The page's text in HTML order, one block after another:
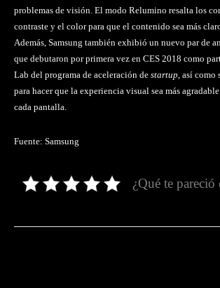
problemas de visión. El modo Relumino resalta los
contraste y el color para que el contenido sea más
Además, Samsung también exhibió un nuevo par de
que debutaron por primera vez en CES 2018 como
Lab del programa de aceleración de startup , así
para hacer que la experiencia visual sea más
cada pantalla.
Fuente: Samsung
¿Qué te pareció